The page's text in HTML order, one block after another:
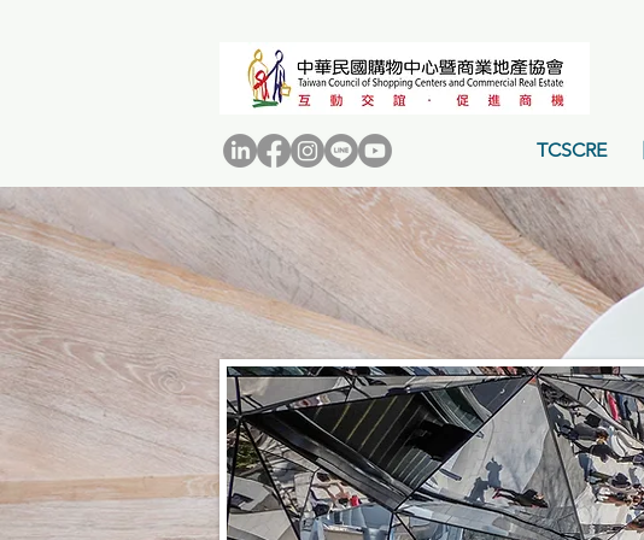
TCSCRE